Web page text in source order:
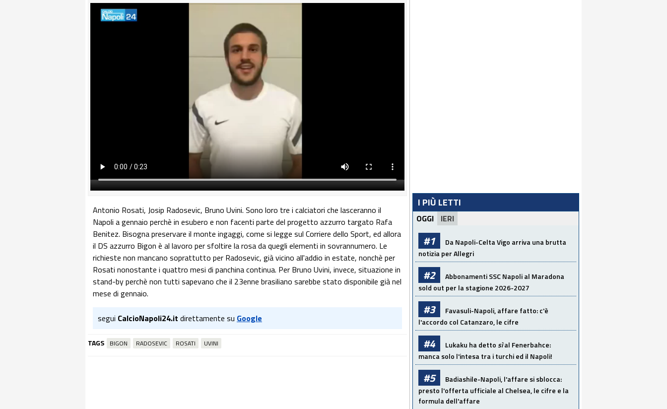
Antonio Rosati, Josip Radosevic, Bruno Uvini. Sono loro tre i calciatori che lasceranno il
Napoli a gennaio perchè in esubero e non facenti parte del progetto azzurro targato Rafa
Benitez. Bisogna preservare il monte ingaggi, come si legge sul Corriere dello Sport, ed allora
il DS azzurro Bigon è al lavoro per sfoltire la rosa da quegli elementi in sovrannumero. Le
richieste non mancano soprattutto per Radosevic, già vicino all'addio in estate, nonchè per
Rosati nonostante i quattro mesi di panchina continua. Per Bruno Uvini, invece, situazione in
stand-by perchè non tutti sapevano che il 23enne brasiliano sarebbe stato disponibile già nel
mese di gennaio.
segui CalcioNapoli24.it direttamente su Google
TAGS BIGON RADOSEVIC ROSATI UVINI
I PIÙ LETTI
OGGI IERI
#1
Da Napoli-Celta Vigo arriva una brutta
notizia per Allegri
#2
Abbonamenti SSC Napoli al Maradona
sold out per la stagione 2026-2027
#3
Favasuli-Napoli, affare fatto: c'è
l'accordo col Catanzaro, le cifre
#4 Lukaku ha dettosìal Fenerbahce:
manca solo l'intesa tra i turchi ed il Napoli!
#5
Badiashile-Napoli, l'affare si sblocca:
presto l'offerta ufficiale al Chelsea, le cifre e la
formula dell'affare